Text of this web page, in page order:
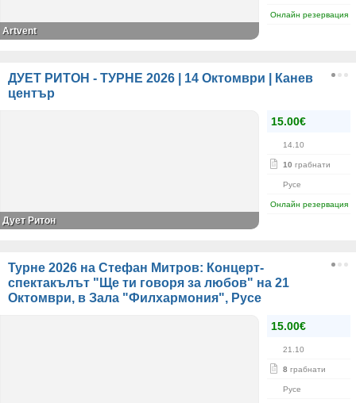
Онлайн резервация
Artvent
ДУЕТ РИТОН - ТУРНЕ 2026 | 14 Октомври | Канев
център
15.00€
14.10
10 грабнати
Русе
Онлайн резервация
Дует Ритон
Турне 2026 на Стефан Митров: Концерт-
спектакълът "Ще ти говоря за любов" на 21
Октомври, в Зала "Филхармония", Русе
15.00€
21.10
8 грабнати
Русе